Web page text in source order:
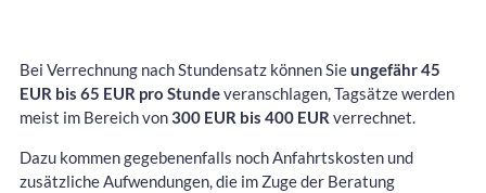
Bei Verrechnung nach Stundensatz können Sieungefähr 45
EUR bis 65 EUR pro Stundeveranschlagen, Tagsätze werden
meist im Bereich von300 EUR bis 400 EUR verrechnet.
Dazu kommen gegebenenfalls noch Anfahrtskosten und
zusätzliche Aufwendungen, die im Zuge der Beratung